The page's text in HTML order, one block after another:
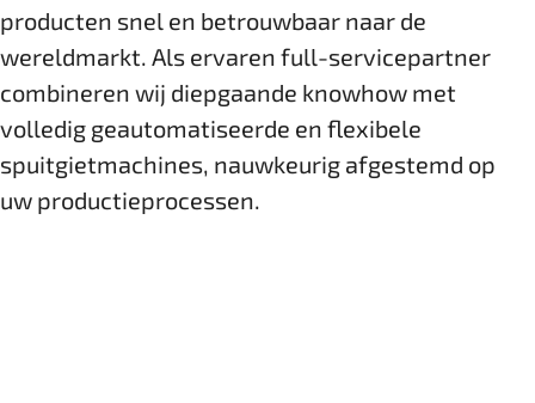
producten snel en ­betrouwbaar naar de
wereldmarkt. Als ervaren full-servicepartner
combineren wij ­diepgaande knowhow met
volledig geautomatiseerde en flexibele
spuitgietmachines, ­nauwkeurig afgestemd op
uw productieprocessen.